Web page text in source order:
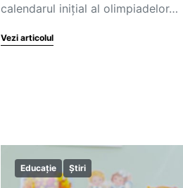
calendarul inițial al olimpiadelor…
Vezi articolul
Educație Știri